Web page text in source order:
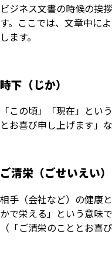
ビジネス文書の時候の挨
す。ここでは、文章中に
します。
時下（じか）
「この頃」「現在」とい
とお喜び申し上げます」
ご清栄（ごせいえい）
相手（会社など）の健康
かで栄える」という意味
（「ご清栄のこととお喜